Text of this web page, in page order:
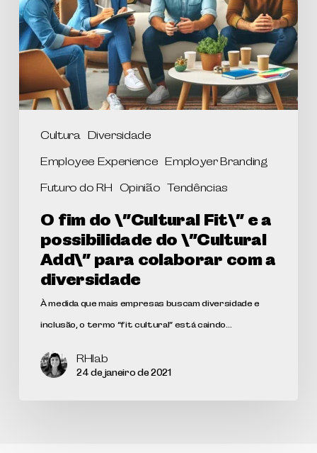
Cultura Diversidade
Employee Experience Employer Branding
Futuro do RH Opinião Tendências
O fim do \”Cultural Fit\” e a
possibilidade do \”Cultural
Add\” para colaborar com a
diversidade
À medida que mais empresas buscam diversidade e
inclusão, o termo “fit cultural” está caindo…
RHlab
24 de janeiro de 2021